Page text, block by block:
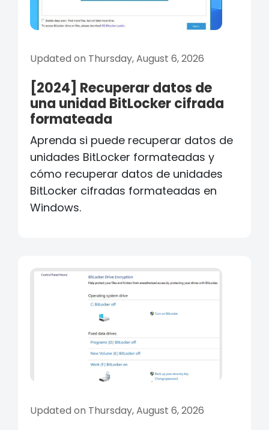
Updated on Thursday, August 6, 2026
[2024] Recuperar datos de
una unidad BitLocker cifrada
formateada
Aprenda si puede recuperar datos de
unidades BitLocker formateadas y
cómo recuperar datos de unidades
BitLocker cifradas formateadas en
Windows.
Updated on Thursday, August 6, 2026